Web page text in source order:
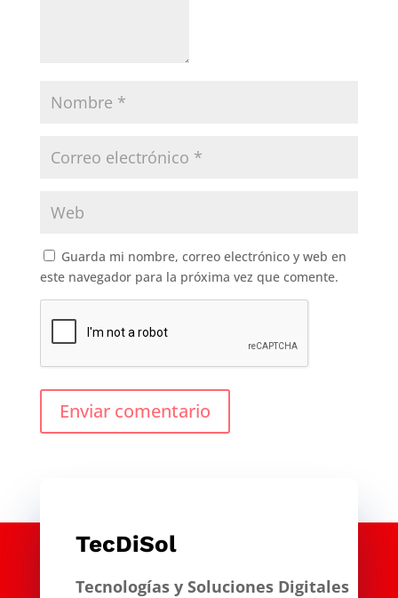
Guarda mi nombre, correo electrónico y web en
este navegador para la próxima vez que comente.
Enviar comentario
TecDiSol
Tecnologías y Soluciones Digitales